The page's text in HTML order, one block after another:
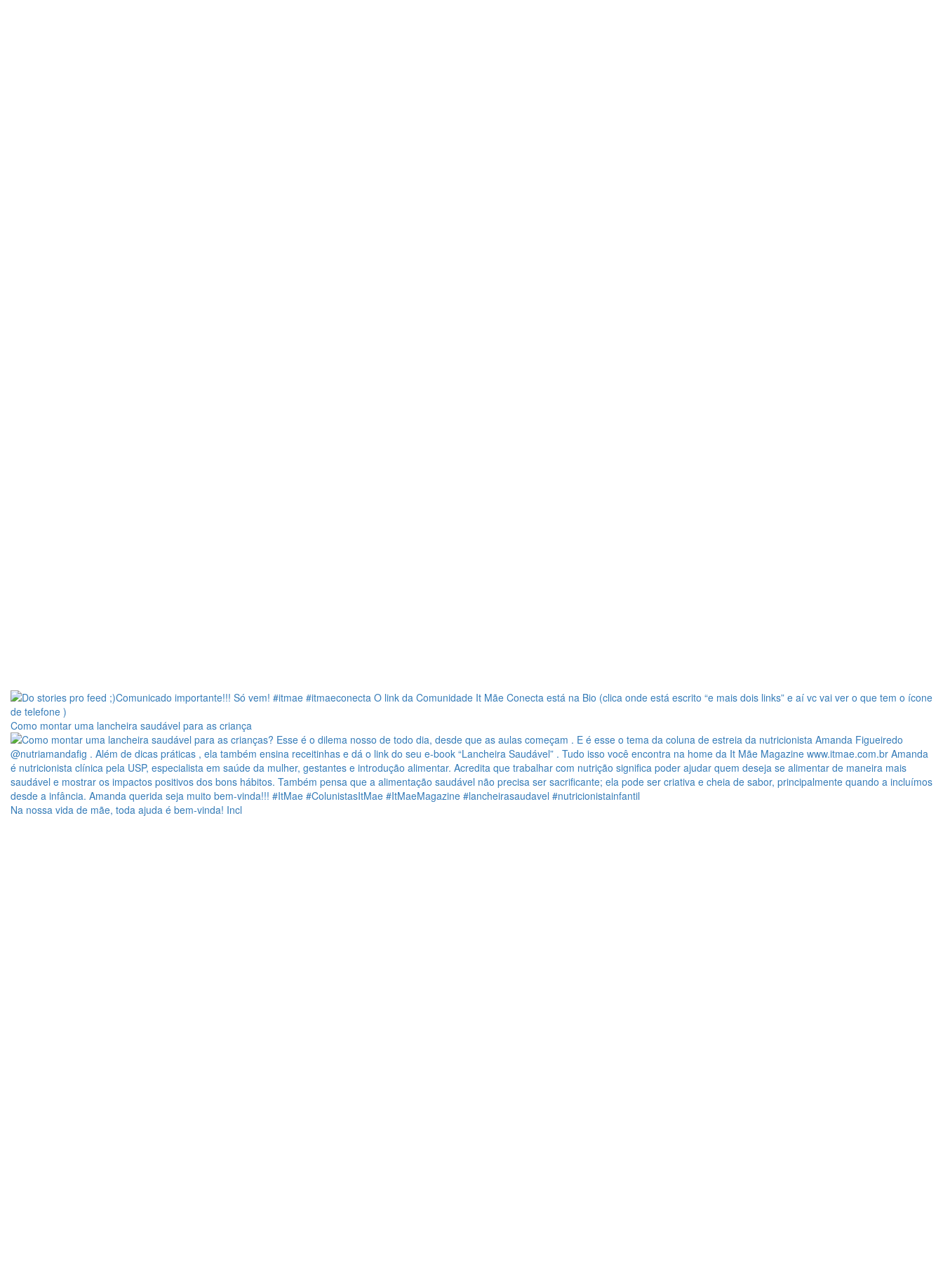
Como montar uma lancheira saudável para as criança
Na nossa vida de mãe, toda ajuda é bem-vinda! Incl